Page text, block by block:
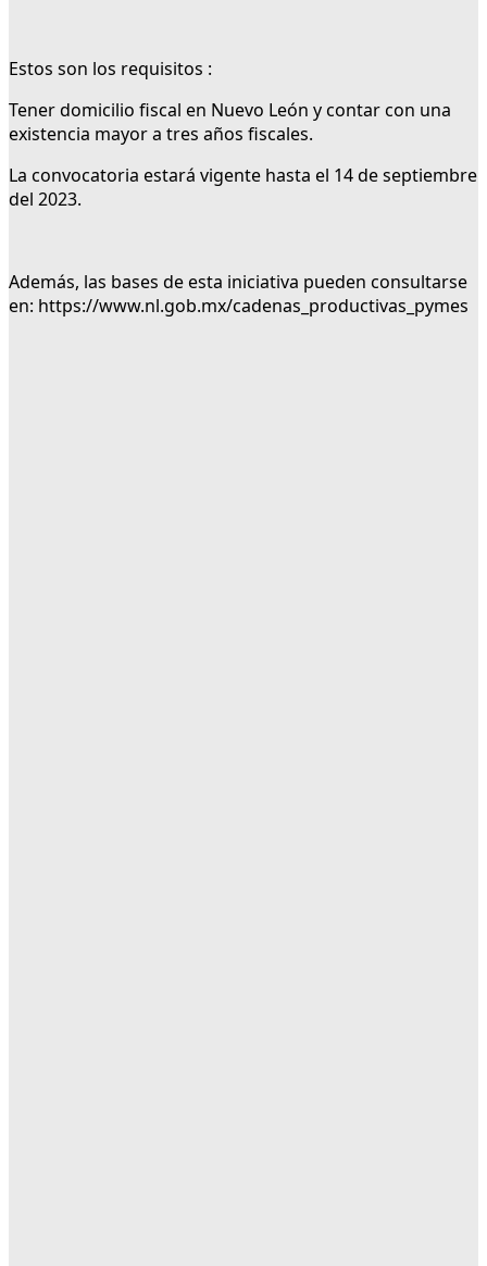
Estos son los requisitos :
Tener domicilio fiscal en Nuevo León y contar con una
existencia mayor a tres años fiscales.
La convocatoria estará vigente hasta el 14 de septiembre
del 2023.
Además, las bases de esta iniciativa pueden consultarse
en: https://www.nl.gob.mx/cadenas_productivas_pymes